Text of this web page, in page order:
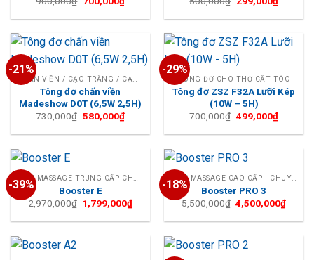
là:
hiện
tại
700,000₫.
là:
hiện
tại
-21%
Tông đơ chấn viền
Madeshow D0T (6,5W 2,5H)
730,000₫ Giá
là:
580,000₫Giá
hiện
tại
580,000₫.
-29%
TÔNG ĐƠ CHO THỢ CẮT TÓC
Tông đơ ZSZ F32A Lưỡi Kép
(10W – 5H)
700,000₫ Giá
là:
499,000₫Giá
hiện
tại
-39%
Booster E
2,970,000₫ Giá
gốc
là:
1,799,000₫Giá
tại
1,799,000₫.
-18%
Booster PRO 3
5,500,000₫ Giá
gốc
là:
4,500,000₫Giá
tại